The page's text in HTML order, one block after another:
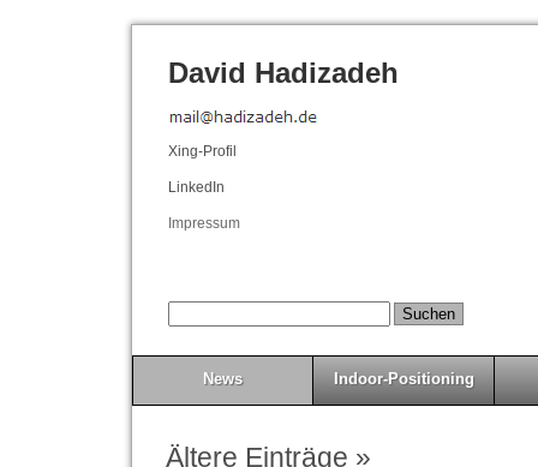
David Hadizadeh
Xing-Profil
LinkedIn
Impressum
News Indoor-Positioning
Ältere Einträge »